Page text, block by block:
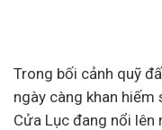
Trong bối cảnh quỹ
ngày càng khan hiếm
Cửa Lục đang nổi